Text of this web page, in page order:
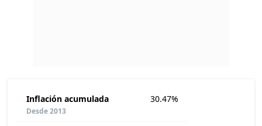
Inflación acumulada
Desde 2013
30.47%